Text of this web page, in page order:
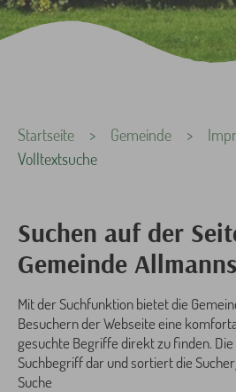
Startseite Gemeinde
Volltextsuche
Suchen auf der
Gemeinde
Mit der Suchfunktion bietet die
Besuchern der Webseite eine
gesuchte Begriffe direkt zu finden.
Suchbegriff dar und sortiert die
Suche